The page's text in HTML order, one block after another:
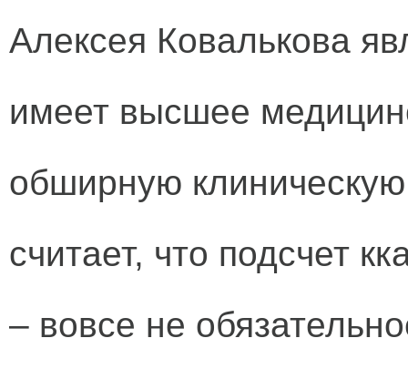
Алексея Ковалькова
имеет высшее
обширную
считает, что подсчет
– вовсе не